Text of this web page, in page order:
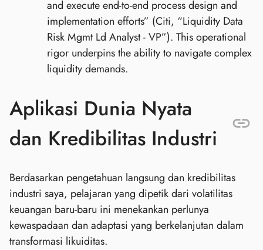
and execute end-to-end process design and
implementation efforts” (Citi, “Liquidity Data
Risk Mgmt Ld Analyst - VP”). This operational
rigor underpins the ability to navigate complex
liquidity demands.
Aplikasi Dunia Nyata
dan Kredibilitas Industri
Berdasarkan pengetahuan langsung dan kredibilitas
industri saya, pelajaran yang dipetik dari volatilitas
keuangan baru-baru ini menekankan perlunya
kewaspadaan dan adaptasi yang berkelanjutan dalam
transformasi likuiditas.